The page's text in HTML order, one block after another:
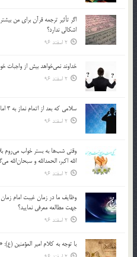
اگر تأثير ترجمه قرآن براي من
اشكالي ندارد؟
2 اسفند 96
خداوند نمي‌خواهد بيش از
2 اسفند 96
سلامي كه بعد از اتمام نماز به 3 امام داده مي‌شود منشأ آن چيست؟
2 اسفند 96
وقتي شب‌ها به بستر خواب مي‌روم
الله اكبر، الحمدالله و سبحان‌الله
2 اسفند 96
وظايف ما در زمان غيبت امام
جهت مطالعه معرفي نماييد؟
2 اسفند 96
با توجه به كلام امير المؤمنين